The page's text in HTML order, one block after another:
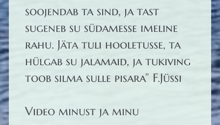
soojendab ta sind, ja tast
sugeneb su südamesse imeline
rahu. Jäta tuli hooletusse, ta
hülgab su jalamaid, ja tukiving
toob silma sulle pisara” F.Jüssi
Video minust ja minu